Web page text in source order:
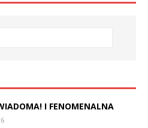
I FENOMENALNA